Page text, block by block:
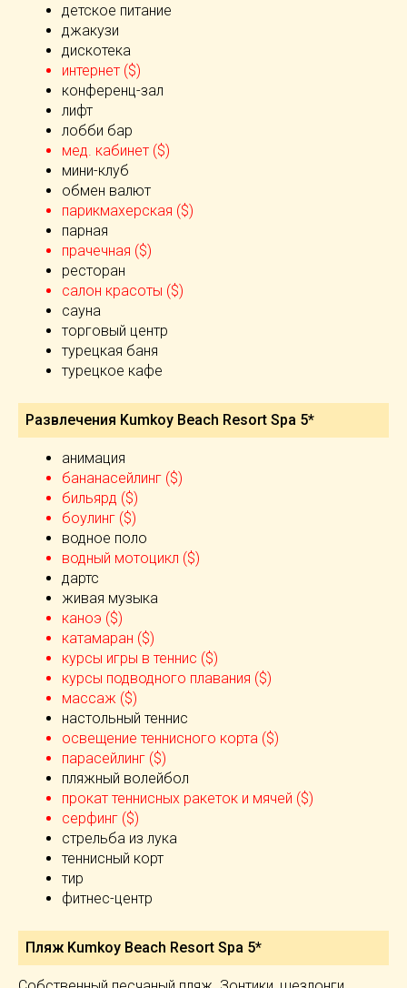
детское питание
джакузи
дискотека
интернет ($)
конференц-зал
лифт
лобби бар
мед. кабинет ($)
мини-клуб
обмен валют
парикмахерская ($)
парная
прачечная ($)
ресторан
салон красоты ($)
сауна
торговый центр
турецкая баня
турецкое кафе
Развлечения Kumkoy Beach Resort Spa 5*
анимация
бананасейлинг ($)
бильярд ($)
боулинг ($)
водное поло
водный мотоцикл ($)
дартс
живая музыка
каноэ ($)
катамаран ($)
курсы игры в теннис ($)
курсы подводного плавания ($)
массаж ($)
настольный теннис
освещение теннисного корта ($)
парасейлинг ($)
пляжный волейбол
прокат теннисных ракеток и мячей ($)
серфинг ($)
стрельба из лука
теннисный корт
тир
фитнес-центр
Пляж Kumkoy Beach Resort Spa 5*